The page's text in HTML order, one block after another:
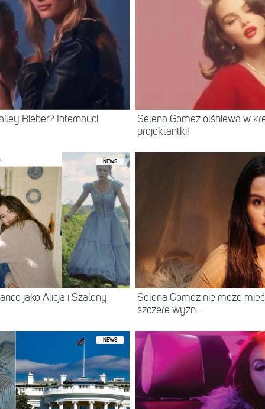
Bieber? Internauci
Selena Gomez olśniewa w
projektantki!
NEWS
jako Alicja i Szalony
Selena Gomez nie może
szczere wyzn...
NEWS